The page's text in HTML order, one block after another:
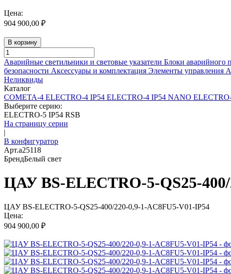
Цена:
904 900,00 ₽
В корзину
Аварийные светильники и световые указатели Блоки аварийного
безопасности Аксессуары и комплектация Элементы управления
Неликвиды
Каталог
COMETA-4 ELECTRO-4 IP54 ELECTRO-4 IP54 NANO
Выберите серию:
ELECTRO-5 IP54 RSB
На страницу серии
|
В конфигуратор
Арт.a25118
БрендБелый свет
ЦАУ BS-ELECTRO-5-QS25-
ЦАУ BS-ELECTRO-5-QS25-400/220-0,9-1-AC8FU5-V01-IP54
Цена:
904 900,00 ₽